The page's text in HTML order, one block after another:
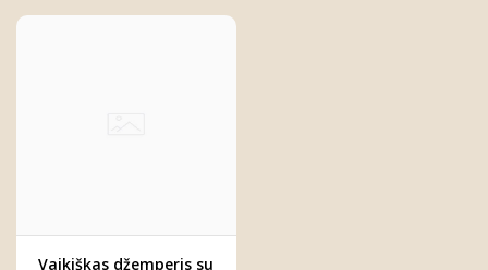
Vaikiškas džemperis su